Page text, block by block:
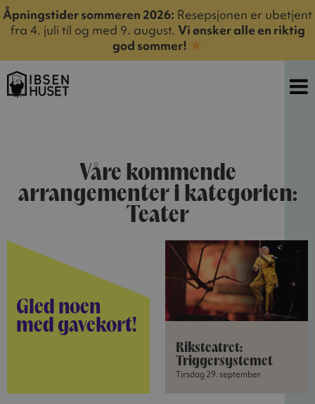
Åpningstider sommeren 2026: Resepsjonen er ubetjent
fra 4. juli til og med 9. august. Vi ønsker alle en riktig
god sommer!
Våre kommende
arrangementer i kategorien:
Teater
Riksteatret:
Triggersystemet
Tirsdag 29. september
Gled noen
med gavekort!